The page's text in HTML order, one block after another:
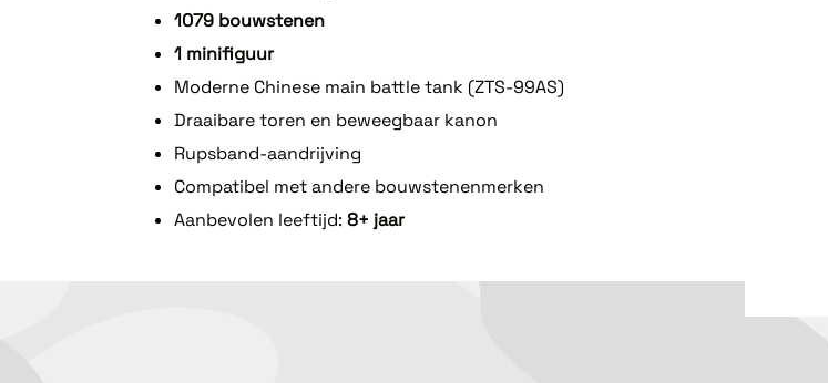
1079 bouwstenen
1 minifiguur
Moderne Chinese main battle tank (ZTS-99AS)
Draaibare toren en beweegbaar kanon
Rupsband-aandrijving
Compatibel met andere bouwstenenmerken
Aanbevolen leeftijd: 8+ jaar